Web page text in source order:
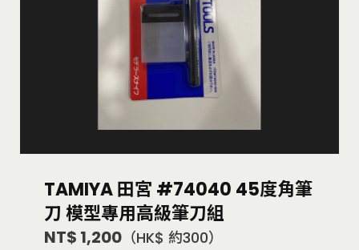
TAMIYA 田宮 #74040 45度角筆
刀 模型專用高級筆刀組
NT$ 1,200 （HK$ 約300）